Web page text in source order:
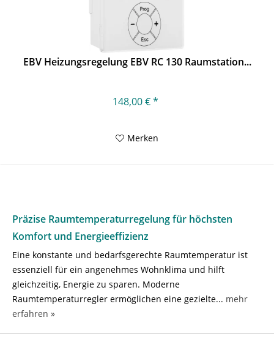
EBV Heizungsregelung EBV RC 130 Raumstation...
148,00 € *
Merken
Präzise Raumtemperaturregelung für höchsten
Komfort und Energieeffizienz
Eine konstante und bedarfsgerechte Raumtemperatur ist
essenziell für ein angenehmes Wohnklima und hilft
gleichzeitig, Energie zu sparen. Moderne
Raumtemperaturregler ermöglichen eine gezielte... mehr
erfahren »